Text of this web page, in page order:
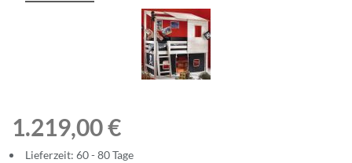
1.219,00 €
Lieferzeit: 60 - 80 Tage